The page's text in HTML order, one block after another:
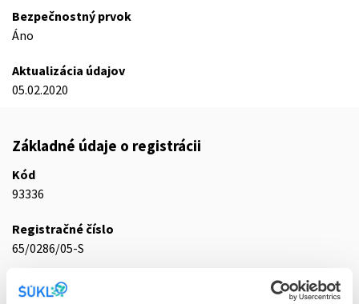
Bezpečnostný prvok
Áno
Aktualizácia údajov
05.02.2020
Základné údaje o registrácii
Kód
93336
Registračné číslo
65/0286/05-S
Doplnok